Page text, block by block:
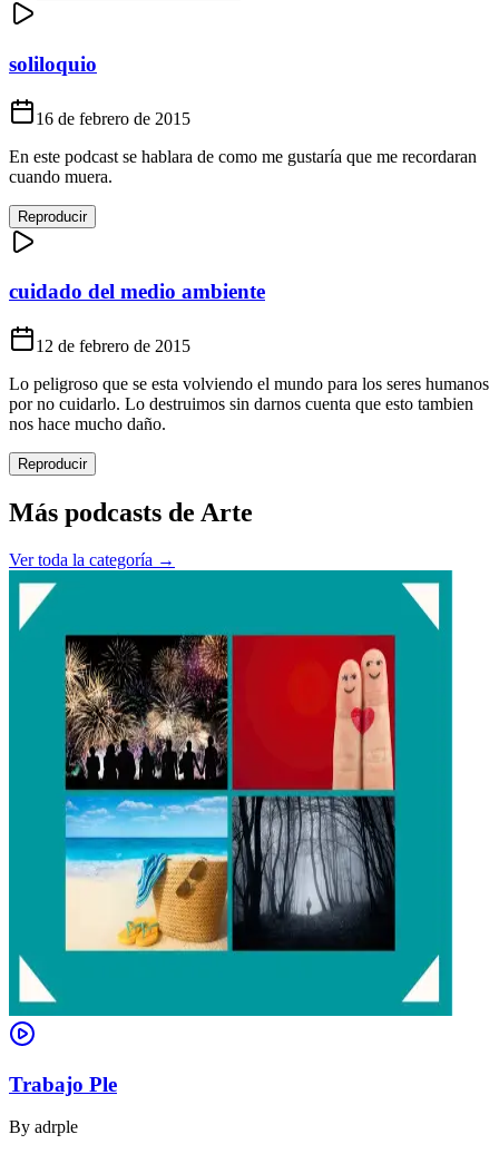
soliloquio
16 de febrero de 2015
En este podcast se hablara de como me gustaría que me recordaran
cuando muera.
Reproducir
cuidado del medio ambiente
12 de febrero de 2015
Lo peligroso que se esta volviendo el mundo para los seres humanos
por no cuidarlo. Lo destruimos sin darnos cuenta que esto tambien
nos hace mucho daño.
Reproducir
Más podcasts de Arte
Ver toda la categoría →
Trabajo Ple
By adrple